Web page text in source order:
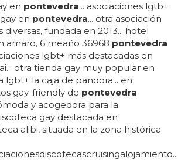
en pontevedra... asociaciones lgtb+
en pontevedra... otra asociación
diversas, fundada en 2013... hotel
amaro, 6 meaño 36968 pontevedra
lgbt+ más destacadas en
otra tienda gay muy popular en
lgbt+ la caja de pandora... en
gay-friendly de pontevedra
y acogedora para la
gay destacada en
alibi, situada en la zona histórica